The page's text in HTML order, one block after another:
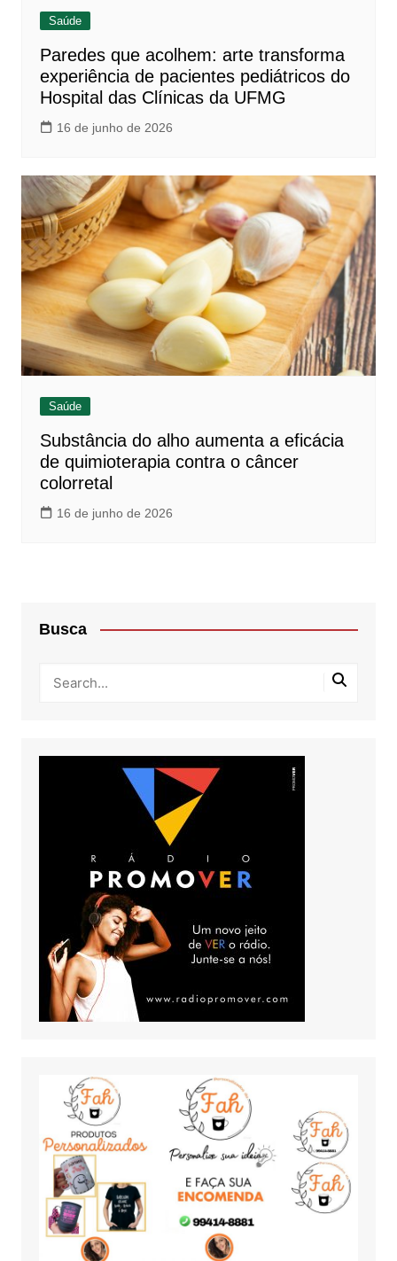
Saúde
Paredes que acolhem: arte transforma
experiência de pacientes pediátricos do
Hospital das Clínicas da UFMG
16 de junho de 2026
Saúde
Substância do alho aumenta a eficácia
de quimioterapia contra o câncer
colorretal
16 de junho de 2026
Busca